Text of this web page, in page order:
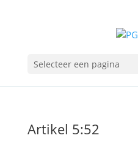
Selecteer een pagina
Artikel 5:52